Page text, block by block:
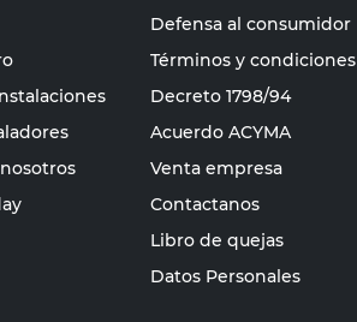
Defensa al consumidor
Términos y condiciones
Decreto 1798/94
Acuerdo ACYMA
Venta empresa
Contactanos
Libro de quejas
Datos Personales